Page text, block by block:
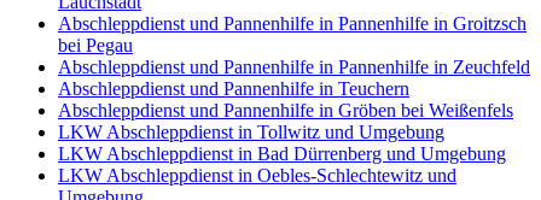
Abschleppdienst und Pannenhilfe in Pannenhilfe in Groitzsch
bei Pegau
Abschleppdienst und Pannenhilfe in Pannenhilfe in Zeuchfeld
Abschleppdienst und Pannenhilfe in Teuchern
Abschleppdienst und Pannenhilfe in Gröben bei Weißenfels
LKW Abschleppdienst in Tollwitz und Umgebung
LKW Abschleppdienst in Bad Dürrenberg und Umgebung
LKW Abschleppdienst in Oebles-Schlechtewitz und